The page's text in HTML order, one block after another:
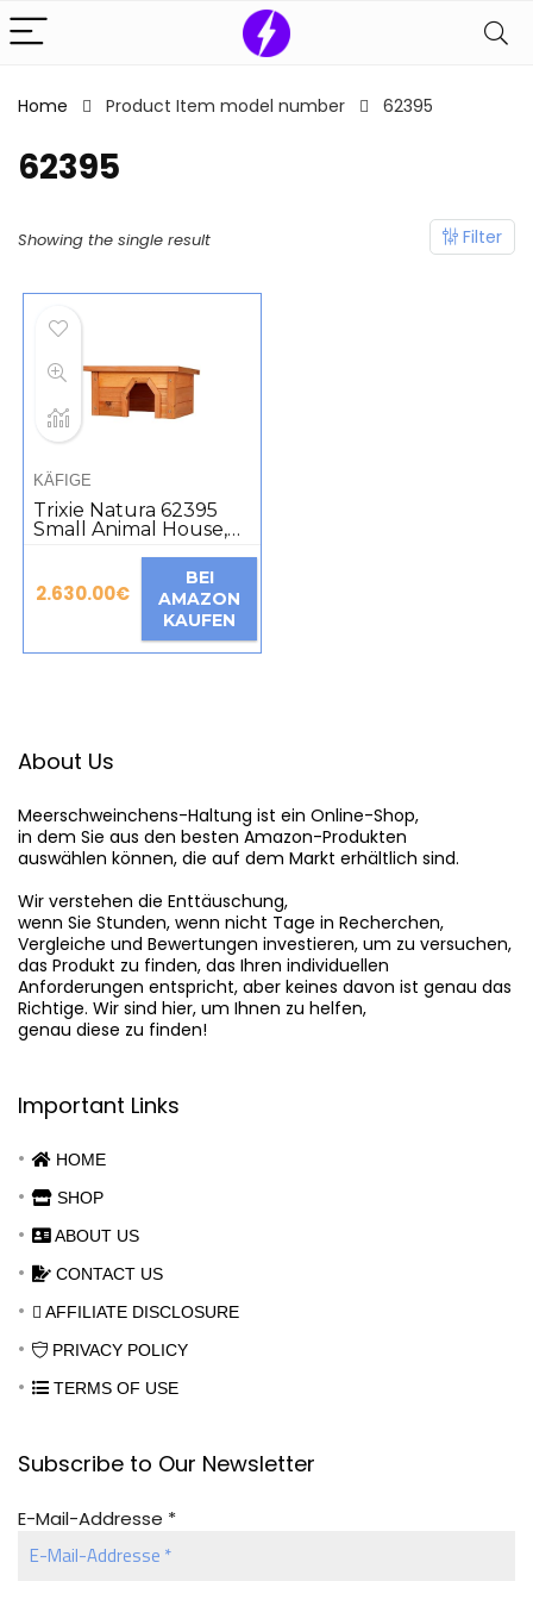
Home Product Item model number ‎62395
‎62395
Filter
Showing the single result
KÄFIGE
Trixie Natura 62395
Small Animal House,
2.630.00€
BEI
AMAZON
KAUFEN
About Us
Meerschweinchens-Haltung ist ein Online-Shop,
in dem Sie aus den besten Amazon-Produkten
auswählen können, die auf dem Markt erhältlich sind.
Wir verstehen die Enttäuschung,
wenn Sie Stunden, wenn nicht Tage in Recherchen,
Vergleiche und Bewertungen investieren, um zu versuchen,
das Produkt zu finden, das Ihren individuellen
Anforderungen entspricht, aber keines davon ist genau das
Richtige. Wir sind hier, um Ihnen zu helfen,
genau diese zu finden!
Important Links
HOME
SHOP
ABOUT US
CONTACT US
AFFILIATE DISCLOSURE
PRIVACY POLICY
TERMS OF USE
Subscribe to Our Newsletter
E-Mail-Addresse *